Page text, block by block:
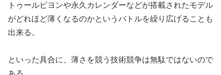
トゥールビヨンや永久カレンダーなどが搭載されたモデル
がどれほど薄くなるのかというバトルを繰り広げることも
出来る。
といった具合に、薄さを競う技術競争は無駄ではないので